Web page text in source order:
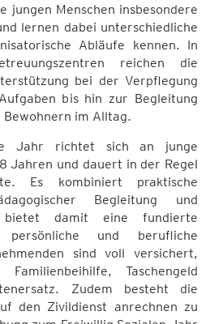
jungen Menschen insbesondere
lernen dabei unterschiedliche
Abläufe kennen. In
reichen die
bei der Verpflegung
bis hin zur Begleitung
Bewohnern im Alltag.
Jahr richtet sich an junge
Jahren und dauert in der Regel
Es kombiniert praktische
Begleitung und
bietet damit eine fundierte
und berufliche
sind voll versichert,
Taschengeld
Zudem besteht die
den Zivildienst anrechnen zu